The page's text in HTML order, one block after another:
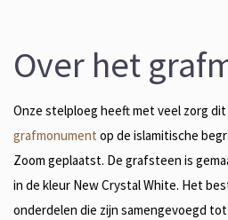
Over het
Onze stelploeg heeft met veel zorg
grafmonument op de islamitische
Zoom geplaatst. De grafsteen is
in de kleur New Crystal White. Het
onderdelen die zijn samengevoegd